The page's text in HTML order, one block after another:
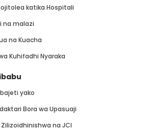
katika Hospitali
na malazi
na Kuacha
Kuhifadhi Nyaraka
yako
Bora wa Upasuaji
Zilizoidhinishwa na JCI